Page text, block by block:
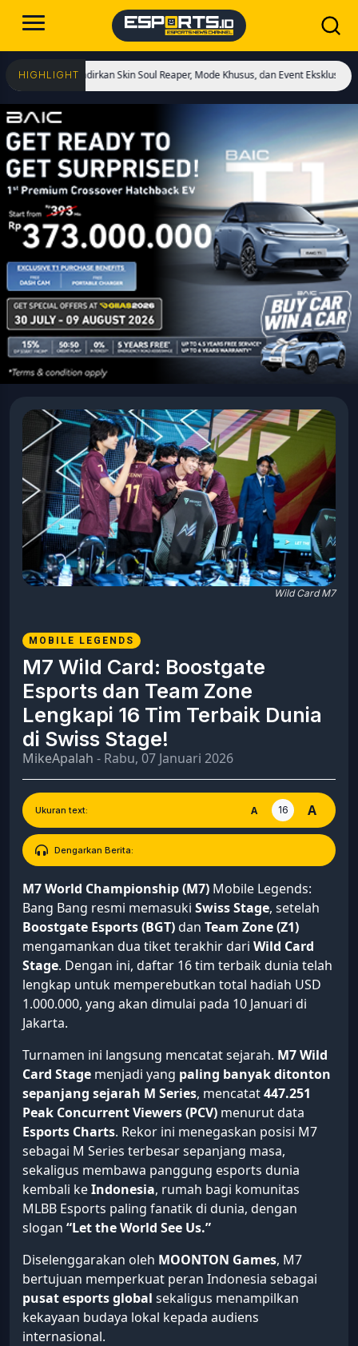
HIGHLIGHT
Hadirkan Skin Soul Reaper, Mode Khusus, dan Event Eksklusif! Cristiano
Wild Card M7
MOBILE LEGENDS
M7 Wild Card: Boostgate
Esports dan Team Zone
Lengkapi 16 Tim Terbaik Dunia
di Swiss Stage!
MikeApalah - Rabu, 07 Januari 2026
Ukuran text: A 16 A
Dengarkan Berita:
M7 World Championship (M7) Mobile Legends:
Bang Bang resmi memasuki Swiss Stage, setelah
Boostgate Esports (BGT)dan Team Zone (Z1)
mengamankan dua tiket terakhir dari Wild Card
Stage. Dengan ini, daftar 16 tim terbaik dunia telah
lengkap untuk memperebutkan total hadiah USD
1.000.000, yang akan dimulai pada 10 Januari di
Jakarta.
Turnamen ini langsung mencatat sejarah. M7 Wild
Card Stage menjadi yang paling banyak ditonton
sepanjang sejarah M Series, mencatat447.251
Peak Concurrent Viewers (PCV) menurut data
Esports Charts. Rekor ini menegaskan posisi M7
sebagai M Series terbesar sepanjang masa,
sekaligus membawa panggung esports dunia
kembali keIndonesia, rumah bagi komunitas
MLBB Esports paling fanatik di dunia, dengan
slogan “Let the World See Us.”
Diselenggarakan oleh MOONTON Games, M7
bertujuan memperkuat peran Indonesia sebagai
pusat esports global sekaligus menampilkan
kekayaan budaya lokal kepada audiens
internasional.